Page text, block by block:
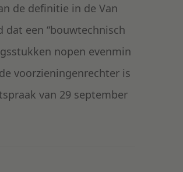
de definitie in de Van
een “bouwtechnisch
nopen evenmin
voorzieningenrechter is
van 29 september